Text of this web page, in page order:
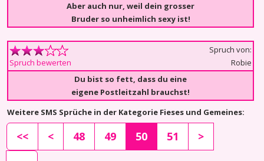
Aber auch nur, weil dein grosser
Bruder so unheimlich sexy ist!
Spruch bewerten
Spruch von:
Robie
Du bist so fett, dass du eine
eigene Postleitzahl brauchst!
Weitere SMS Sprüche in der Kategorie Fieses und Gemeines:
<< < 48 49 50 51
>